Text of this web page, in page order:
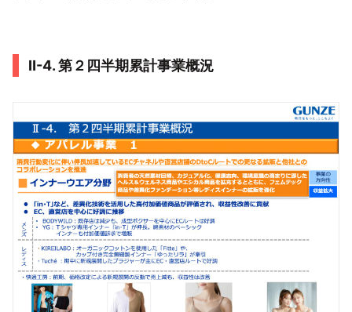
Ⅱ-4. 第２四半期累計事業概況